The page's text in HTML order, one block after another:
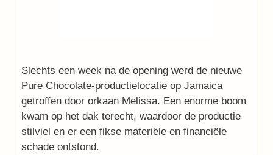
Slechts een week na de opening werd de nieuwe
Pure Chocolate-productielocatie op Jamaica
getroffen door orkaan Melissa. Een enorme boom
kwam op het dak terecht, waardoor de productie
stilviel en er een fikse materiële en financiële
schade ontstond.